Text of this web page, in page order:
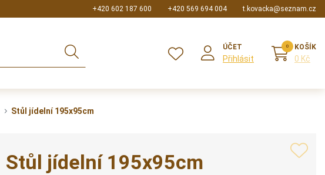
+420 602 187 600 +420 569 694 004 t.kovacka@seznam.cz
ÚČET
Přihlásit
KOŠÍK
0 Kč
Stůl jídelní 195x95cm
Stůl jídelní 195x95cm